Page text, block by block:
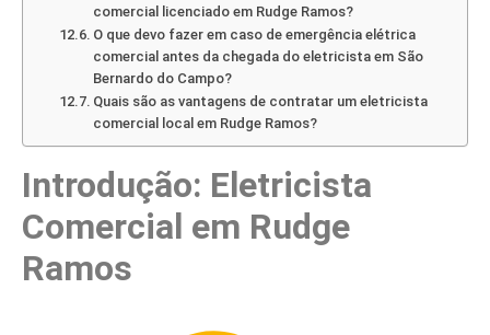
comercial licenciado em Rudge Ramos?
O que devo fazer em caso de emergência elétrica
comercial antes da chegada do eletricista em São
Bernardo do Campo?
Quais são as vantagens de contratar um eletricista
comercial local em Rudge Ramos?
Introdução: Eletricista
Comercial em Rudge
Ramos